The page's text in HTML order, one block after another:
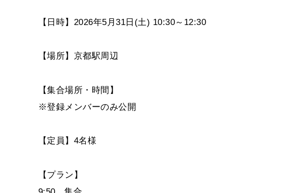
【日時】2026年5月31日(土) 10:30～12:30
【場所】京都駅周辺
【集合場所・時間】
※登録メンバーのみ公開
【定員】4名様
【プラン】